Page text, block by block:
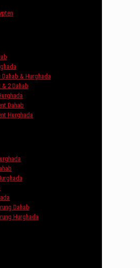
& Hurghada
2 Dahab
Dahab
Hurghada
Dahab
Hurghada